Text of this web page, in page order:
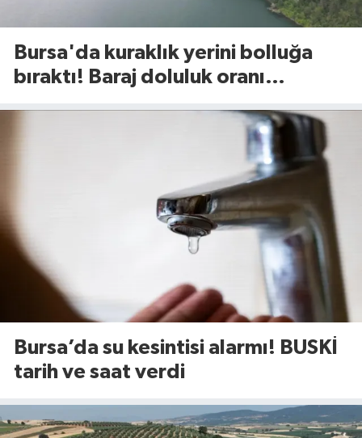
Bursa'da kuraklık yerini bolluğa
bıraktı! Baraj doluluk oranı
Bursa’da su kesintisi alarmı! BUSKİ
tarih ve saat verdi